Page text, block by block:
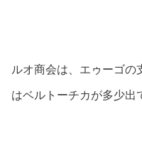
ルオ商会は、エゥーゴの
はベルトーチカが多少出